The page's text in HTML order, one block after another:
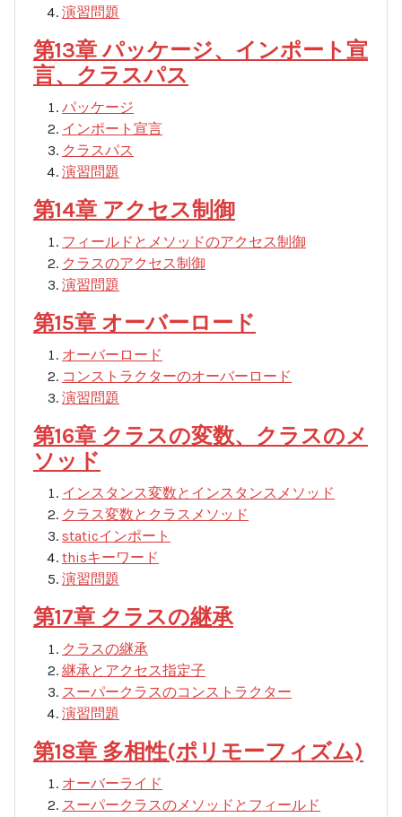
演習問題
第13章 パッケージ、インポート宣
言、クラスパス
パッケージ
インポート宣言
クラスパス
演習問題
第14章 アクセス制御
フィールドとメソッドのアクセス制御
クラスのアクセス制御
演習問題
第15章 オーバーロード
オーバーロード
コンストラクターのオーバーロード
演習問題
第16章 クラスの変数、クラスのメ
ソッド
インスタンス変数とインスタンスメソッド
クラス変数とクラスメソッド
staticインポート
thisキーワード
演習問題
第17章 クラスの継承
クラスの継承
継承とアクセス指定子
スーパークラスのコンストラクター
演習問題
第18章 多相性(ポリモーフィズム)
オーバーライド
スーパークラスのメソッドとフィールド